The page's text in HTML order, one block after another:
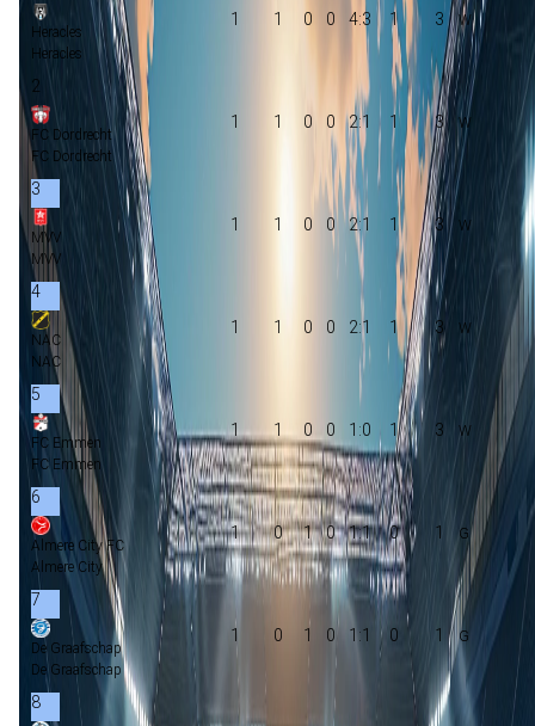
Heracles
Heracles
1 1 0 0 4:3 1 3
2
FC Dordrecht
FC Dordrecht
1 1 0 0 2:1 1 3
3
MVV
MVV
1 1 0 0 2:1 1 3
4
NAC
NAC
1 1 0 0 2:1 1 3
5
FC Emmen
FC Emmen
1 1 0 0 1:0 1 3
6
Almere City FC
Almere City
1 0 1 0 1:1 0 1
7
De Graafschap
De Graafschap
1 0 1 0 1:1 0 1
8